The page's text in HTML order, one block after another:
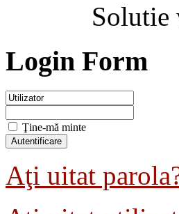
Solutie
Login Form
Ţine-mă minte
Aţi uitat